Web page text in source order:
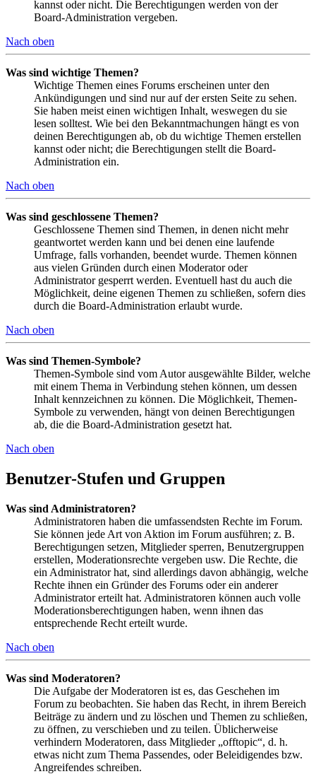
kannst oder nicht. Die Berechtigungen werden von der
Board-Administration vergeben.
Nach oben
Was sind wichtige Themen?
Wichtige Themen eines Forums erscheinen unter den
Ankündigungen und sind nur auf der ersten Seite zu sehen.
Sie haben meist einen wichtigen Inhalt, weswegen du sie
lesen solltest. Wie bei den Bekanntmachungen hängt es von
deinen Berechtigungen ab, ob du wichtige Themen erstellen
kannst oder nicht; die Berechtigungen stellt die Board-
Administration ein.
Nach oben
Was sind geschlossene Themen?
Geschlossene Themen sind Themen, in denen nicht mehr
geantwortet werden kann und bei denen eine laufende
Umfrage, falls vorhanden, beendet wurde. Themen können
aus vielen Gründen durch einen Moderator oder
Administrator gesperrt werden. Eventuell hast du auch die
Möglichkeit, deine eigenen Themen zu schließen, sofern dies
durch die Board-Administration erlaubt wurde.
Nach oben
Was sind Themen-Symbole?
Themen-Symbole sind vom Autor ausgewählte Bilder, welche
mit einem Thema in Verbindung stehen können, um dessen
Inhalt kennzeichnen zu können. Die Möglichkeit, Themen-
Symbole zu verwenden, hängt von deinen Berechtigungen
ab, die die Board-Administration gesetzt hat.
Nach oben
Benutzer-Stufen und Gruppen
Was sind Administratoren?
Administratoren haben die umfassendsten Rechte im Forum.
Sie können jede Art von Aktion im Forum ausführen; z. B.
Berechtigungen setzen, Mitglieder sperren, Benutzergruppen
erstellen, Moderationsrechte vergeben usw. Die Rechte, die
ein Administrator hat, sind allerdings davon abhängig, welche
Rechte ihnen ein Gründer des Forums oder ein anderer
Administrator erteilt hat. Administratoren können auch volle
Moderationsberechtigungen haben, wenn ihnen das
entsprechende Recht erteilt wurde.
Nach oben
Was sind Moderatoren?
Die Aufgabe der Moderatoren ist es, das Geschehen im
Forum zu beobachten. Sie haben das Recht, in ihrem Bereich
Beiträge zu ändern und zu löschen und Themen zu schließen,
zu öffnen, zu verschieben und zu teilen. Üblicherweise
verhindern Moderatoren, dass Mitglieder „offtopic“, d. h.
etwas nicht zum Thema Passendes, oder Beleidigendes bzw.
Angreifendes schreiben.